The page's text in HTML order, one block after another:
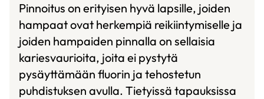
Pinnoitus on erityisen hyvä lapsille, joiden
hampaat ovat herkempiä reikiintymiselle ja
joiden hampaiden pinnalla on sellaisia
kariesvaurioita, joita ei pystytä
pysäyttämään fluorin ja tehostetun
puhdistuksen avulla. Tietyissä tapauksissa